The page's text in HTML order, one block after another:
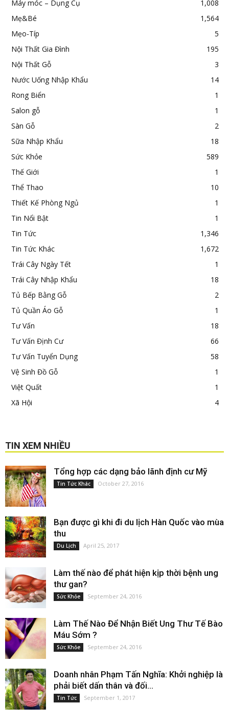
Máy móc – Dụng Cụ
1,008
Mẹ&Bé
1,564
Mẹo-Típ
5
Nội Thất Gia Đình
195
Nội Thất Gỗ
3
Nước Uống Nhập Khẩu
14
Rong Biển
1
Salon gỗ
1
Sàn Gỗ
2
Sữa Nhập Khẩu
18
Sức Khỏe
589
Thế Giới
1
Thể Thao
10
Thiết Kế Phòng Ngủ
1
Tin Nổi Bật
1
Tin Tức
1,346
Tin Tức Khác
1,672
Trái Cây Ngày Tết
1
Trái Cây Nhập Khẩu
18
Tủ Bếp Bằng Gỗ
2
Tủ Quần Áo Gỗ
1
Tư Vấn
18
Tư Vấn Định Cư
66
Tư Vấn Tuyển Dụng
58
Vệ Sinh Đồ Gỗ
1
Việt Quất
1
Xã Hội
4
TIN XEM NHIỀU
Tổng hợp các dạng bảo lãnh định cư Mỹ
Tin Tức Khác October 27, 2016
Bạn được gì khi đi du lịch Hàn Quốc vào mùa
thu
Du Lịch April 25, 2017
Làm thế nào để phát hiện kịp thời bệnh ung
thư gan?
Sức Khỏe September 24, 2016
Làm Thế Nào Để Nhận Biết Ung Thư Tế Bào
Máu Sớm ?
Sức Khỏe September 24, 2016
Doanh nhân Phạm Tấn Nghĩa: Khởi nghiệp là
phải biết dấn thân và đối...
Tin Tức September 1, 2017